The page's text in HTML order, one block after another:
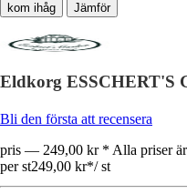
Jämför
Eldkorg ESSCHERT'S
Bli den första att recensera
pris — 249,00 kr * Alla priser
per st249,00 kr*/ st